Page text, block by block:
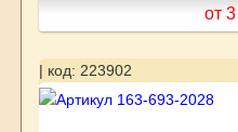
от
| код: 223902